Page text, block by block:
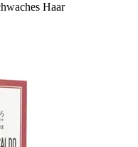
Haar